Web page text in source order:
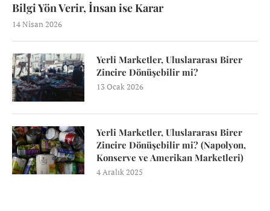
Bilgi Yön Verir, İnsan ise Karar
14 Nisan 2026
Yerli Marketler, Uluslararası Birer
Zincire Dönüşebilir mi?
13 Ocak 2026
Yerli Marketler, Uluslararası Birer
Zincire Dönüşebilir mi? (Napolyon,
Konserve ve Amerikan Marketleri)
4 Aralık 2025